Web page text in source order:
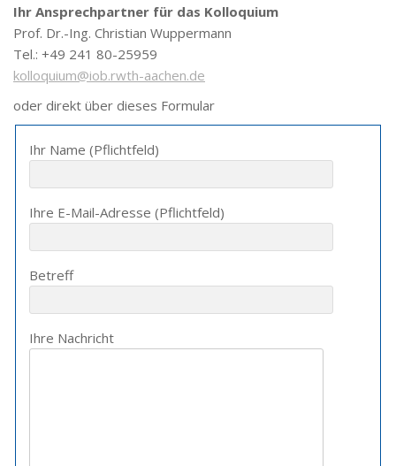
Ihr Ansprechpartner für das Kolloquium
Prof. Dr.-Ing. Christian Wuppermann
Tel.: +49 241 80-25959
kolloquium@iob.rwth-aachen.de
oder direkt über dieses Formular
Ihr Name (Pflichtfeld)
Ihre E-Mail-Adresse (Pflichtfeld)
Betreff
Ihre Nachricht